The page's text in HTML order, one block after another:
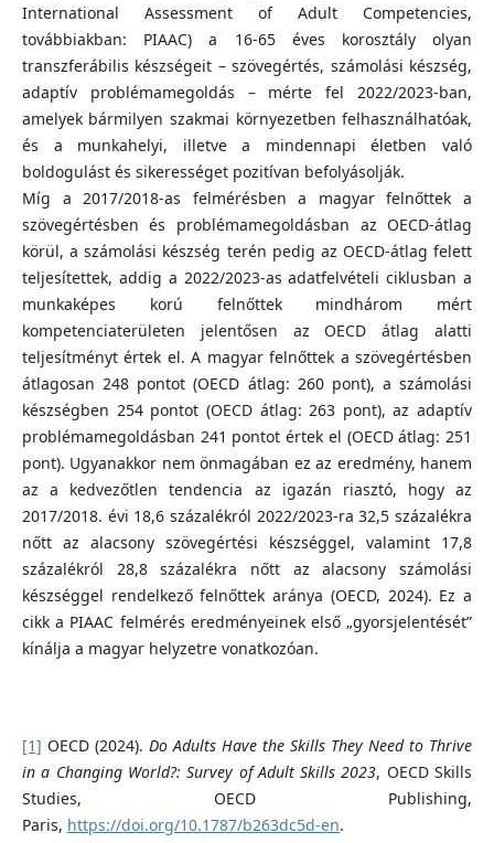
International Assessment of Adult Competencies,
továbbiakban: PIAAC) a 16-65 éves korosztály olyan
transzferábilis készségeit – szövegértés, számolási készség,
adaptív problémamegoldás – mérte fel 2022/2023-ban,
amelyek bármilyen szakmai környezetben felhasználhatóak,
és a munkahelyi, illetve a mindennapi életben való
boldogulást és sikerességet pozitívan befolyásolják.
Míg a 2017/2018-as felmérésben a magyar felnőttek a
szövegértésben és problémamegoldásban az OECD-átlag
körül, a számolási készség terén pedig az OECD-átlag felett
teljesítettek, addig a 2022/2023-as adatfelvételi ciklusban a
munkaképes korú felnőttek mindhárom mért
kompetenciaterületen jelentősen az OECD átlag alatti
teljesítményt értek el. A magyar felnőttek a szövegértésben
átlagosan 248 pontot (OECD átlag: 260 pont), a számolási
készségben 254 pontot (OECD átlag: 263 pont), az adaptív
problémamegoldásban 241 pontot értek el (OECD átlag: 251
pont). Ugyanakkor nem önmagában ez az eredmény, hanem
az a kedvezőtlen tendencia az igazán riasztó, hogy az
2017/2018. évi 18,6 százalékról 2022/2023-ra 32,5 százalékra
nőtt az alacsony szövegértési készséggel, valamint 17,8
százalékról 28,8 százalékra nőtt az alacsony számolási
készséggel rendelkező felnőttek aránya (OECD, 2024). Ez a
cikk a PIAAC felmérés eredményeinek első „gyorsjelentését”
kínálja a magyar helyzetre vonatkozóan.
[1] OECD (2024). Do Adults Have the Skills They Need to Thrive
in a Changing World?: Survey of Adult Skills 2023, OECD Skills
Studies, OECD Publishing,
Paris, https://doi.org/10.1787/b263dc5d-en.